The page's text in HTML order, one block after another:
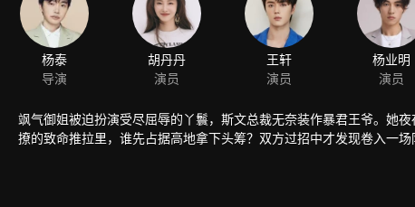
杨泰
导演
胡丹丹
演员
王轩
演员
杨业明
演员
飒气御姐被迫扮演受尽屈辱的丫鬟，斯文总裁无奈装作暴君王爷。她
撩的致命推拉里，谁先占据高地拿下头筹？双方过招中才发现卷入一场